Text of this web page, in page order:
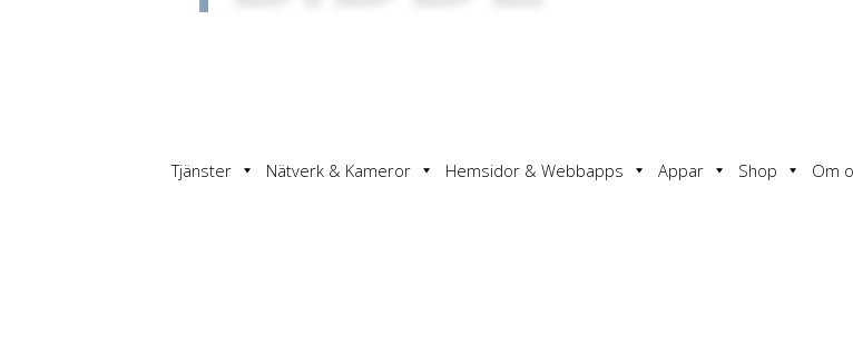
Tjänster Nätverk & Kameror Hemsidor & Webbapps Appar Shop Om